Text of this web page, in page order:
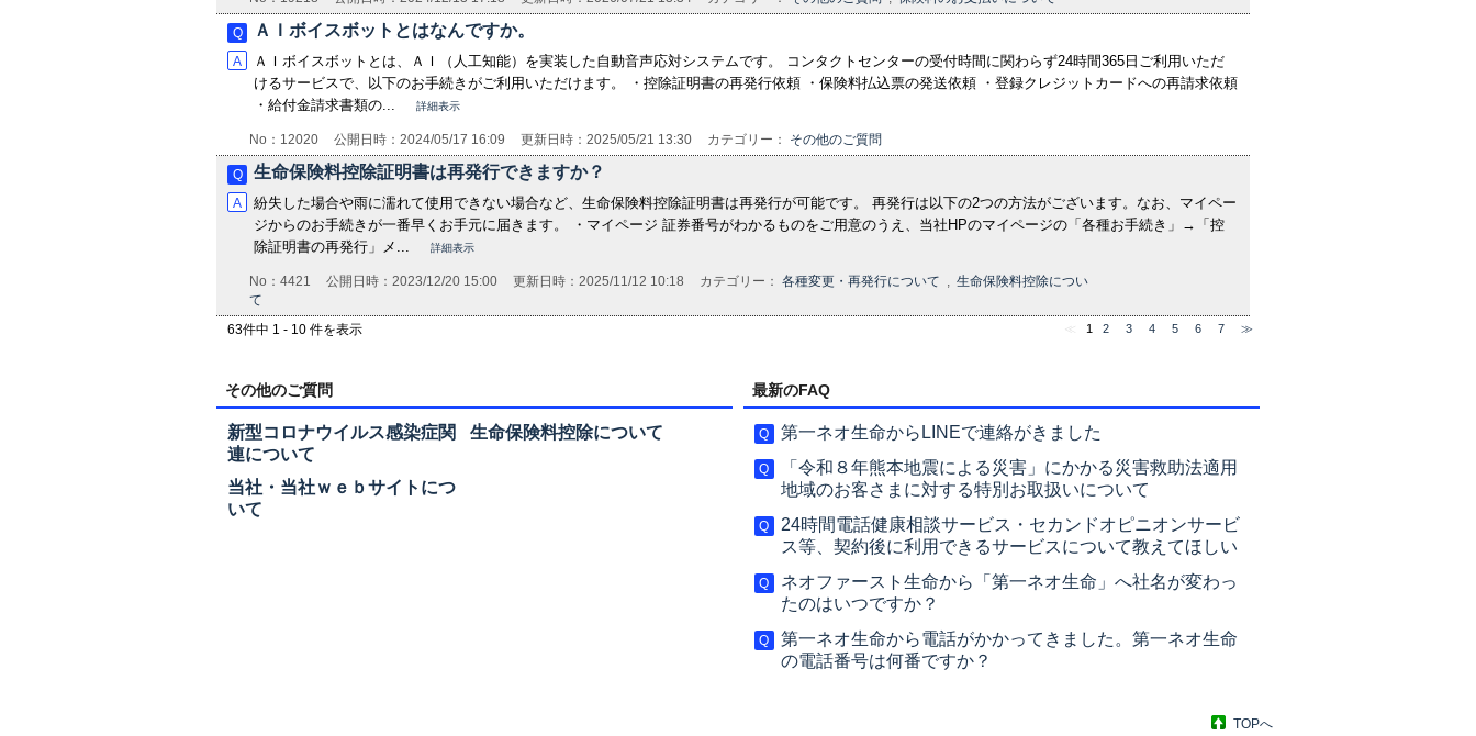
ＡＩボイスボットとはなんですか。
ＡＩボイスボットとは、ＡＩ（人工知能）を実装した自動音声応対システムです。 コンタクトセンターの受付時間に関わらず24時間365日ご利用いただ
けるサービスで、以下のお手続きがご利用いただけます。 ・控除証明書の再発行依頼 ・保険料払込票の発送依頼 ・登録クレジットカードへの再請求依頼
・給付金請求書類の...
詳細表示
No：12020 公開日時：2024/05/17 16:09 更新日時：2025/05/21 13:30 カテゴリー： その他のご質問
生命保険料控除証明書は再発行できますか？
紛失した場合や雨に濡れて使用できない場合など、生命保険料控除証明書は再発行が可能です。 再発行は以下の2つの方法がございます。なお、マイペー
ジからのお手続きが一番早くお手元に届きます。 ・マイページ 証券番号がわかるものをご用意のうえ、当社HPのマイページの「各種お手続き」→「控
除証明書の再発行」メ...
詳細表示
No：4421 公開日時：2023/12/20 15:00 更新日時：2025/11/12 10:18 カテゴリー： 各種変更・再発行について , 生命保険料控除につい
て
63件中 1 - 10 件を表示
1 2 3 4 5 6 7 ≫
その他のご質問
新型コロナウイルス感染症関
連について
生命保険料控除について
当社・当社ｗｅｂサイトにつ
いて
最新のFAQ
第一ネオ生命からLINEで連絡がきました
「令和８年熊本地震による災害」にかかる災害救助法適用
地域のお客さまに対する特別お取扱いについて
24時間電話健康相談サービス・セカンドオピニオンサービ
ス等、契約後に利用できるサービスについて教えてほしい
ネオファースト生命から「第一ネオ生命」へ社名が変わっ
たのはいつですか？
第一ネオ生命から電話がかかってきました。第一ネオ生命
の電話番号は何番ですか？
TOPへ